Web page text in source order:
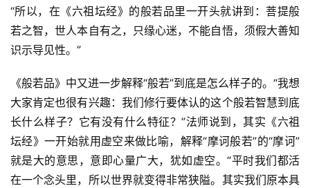
“所以，在《六祖坛经》的般若品里一开头就讲到：菩提般
若之智，世人本自有之，只缘心迷，不能自悟，须假大善知
识示导见性。”
《般若品》中又进一步解释“般若”到底是怎么样子的。“我想
大家肯定也很有兴趣：我们修行要体认的这个般若智慧到底
长什么样子？它有没有什么特征？”法师说到，其实《六祖
坛经》一开始就用虚空来做比喻，解释“摩诃般若”的“摩诃”
就是大的意思，意即心量广大，犹如虚空。“平时我们都活
在一个念头里，所以世界就变得非常狭隘。其实我们原本具